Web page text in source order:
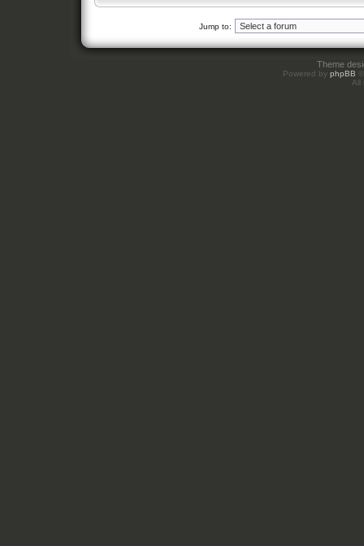
Jump to:
Theme
Powered by phpBB
All